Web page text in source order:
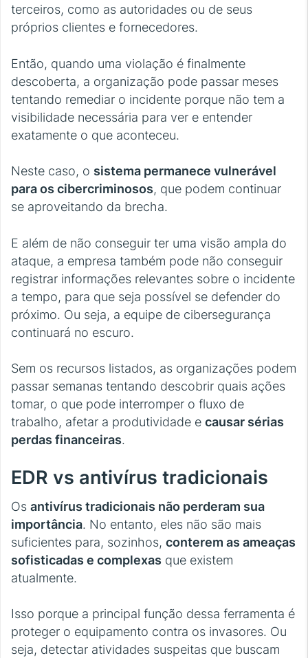
terceiros, como as autoridades ou de seus
próprios clientes e fornecedores.
Então, quando uma violação é finalmente
descoberta, a organização pode passar meses
tentando remediar o incidente porque não tem a
visibilidade necessária para ver e entender
exatamente o que aconteceu.
Neste caso, o sistema permanece vulnerável
para os cibercriminosos, que podem continuar
se aproveitando da brecha.
E além de não conseguir ter uma visão ampla do
ataque, a empresa também pode não conseguir
registrar informações relevantes sobre o incidente
a tempo, para que seja possível se defender do
próximo. Ou seja, a equipe de cibersegurança
continuará no escuro.
Sem os recursos listados, as organizações podem
passar semanas tentando descobrir quais ações
tomar, o que pode interromper o fluxo de
trabalho, afetar a produtividade e causar sérias
perdas financeiras.
EDR vs antivírus tradicionais
Os antivírus tradicionais não perderam sua
importância. No entanto, eles não são mais
suficientes para, sozinhos, conterem as ameaças
sofisticadas e complexas que existem
atualmente.
Isso porque a principal função dessa ferramenta é
proteger o equipamento contra os invasores. Ou
seja, detectar atividades suspeitas que buscam